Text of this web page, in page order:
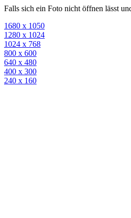
Falls sich ein Foto nicht öffnen lässt
1680 x 1050
1280 x 1024
1024 x 768
800 x 600
640 x 480
400 x 300
240 x 160